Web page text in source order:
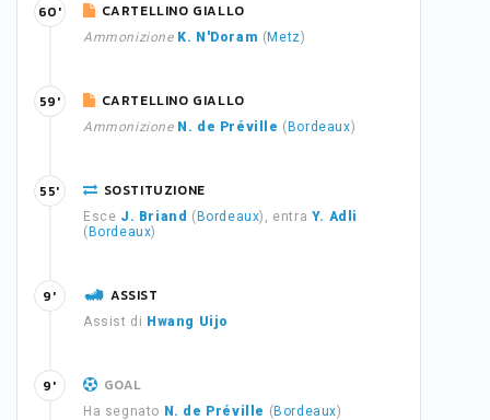
CARTELLINO GIALLO
Ammonizione K. N'Doram ( Metz)
60'
CARTELLINO GIALLO
Ammonizione N. de Préville ( Bordeaux)
59'
SOSTITUZIONE
Esce J. Briand ( Bordeaux), entra Y. Adli
( Bordeaux)
55'
ASSIST
Assist di Hwang Uijo
9'
GOAL
Ha segnato N. de Préville ( Bordeaux)
9'